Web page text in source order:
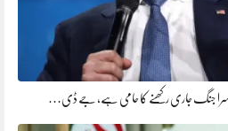
جنگ جاری رکھنے کا حامی ہے، جے ڈی…